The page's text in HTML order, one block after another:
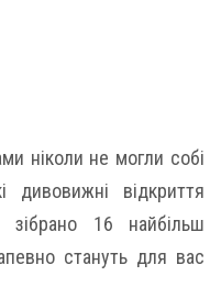
ніколи не могли собі
дивовижні відкриття
16 найбільш
стануть для вас